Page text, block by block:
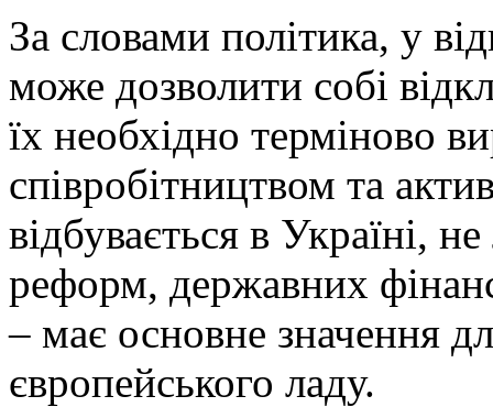
За словами політика, у
може дозволити собі
їх необхідно терміново
співробітництвом та
відбувається в Україні,
реформ, державних
– має основне значення
європейського ладу.